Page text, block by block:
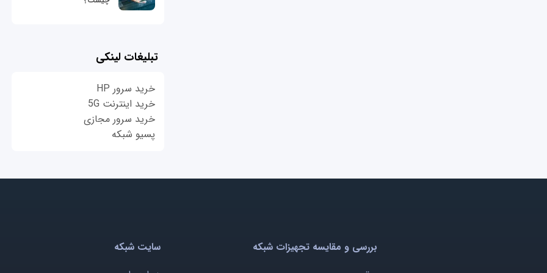
تبلیغات لینکی
خرید سرور HP
خرید اینترنت 5G
خرید سرور مجازی
پسیو شبکه
بررسی و مقایسه تجهیزات شبکه
سایت شبکه